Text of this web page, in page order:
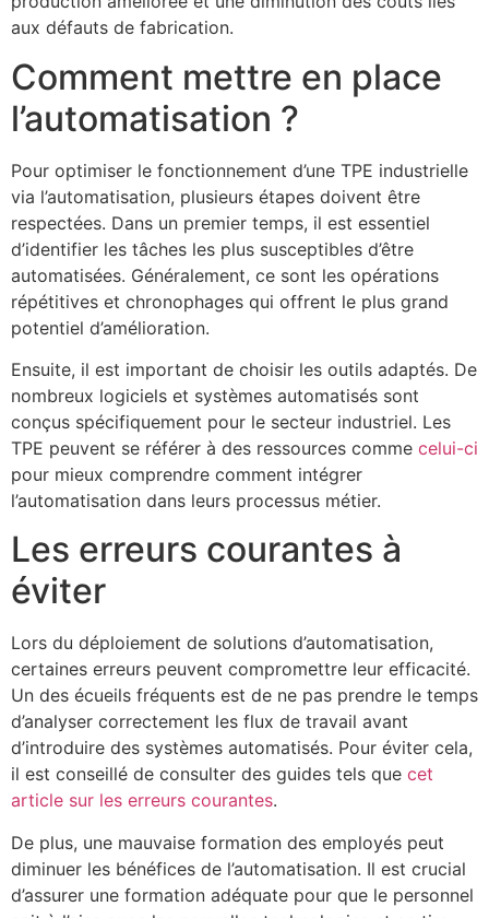
aux défauts de fabrication.
Comment mettre en place
l’automatisation ?
Pour optimiser le fonctionnement d’une TPE industrielle
via l’automatisation, plusieurs étapes doivent être
respectées. Dans un premier temps, il est essentiel
d’identifier les tâches les plus susceptibles d’être
automatisées. Généralement, ce sont les opérations
répétitives et chronophages qui offrent le plus grand
potentiel d’amélioration.
Ensuite, il est important de choisir les outils adaptés. De
nombreux logiciels et systèmes automatisés sont
conçus spécifiquement pour le secteur industriel. Les
TPE peuvent se référer à des ressources comme celui-ci
pour mieux comprendre comment intégrer
l’automatisation dans leurs processus métier.
Les erreurs courantes à
éviter
Lors du déploiement de solutions d’automatisation,
certaines erreurs peuvent compromettre leur efficacité.
Un des écueils fréquents est de ne pas prendre le temps
d’analyser correctement les flux de travail avant
d’introduire des systèmes automatisés. Pour éviter cela,
il est conseillé de consulter des guides tels que cet
article sur les erreurs courantes.
De plus, une mauvaise formation des employés peut
diminuer les bénéfices de l’automatisation. Il est crucial
d’assurer une formation adéquate pour que le personnel